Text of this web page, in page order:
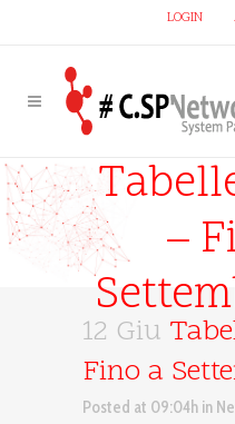
LOGIN
–
12 Giu
Fino a
Posted at 09:04h in